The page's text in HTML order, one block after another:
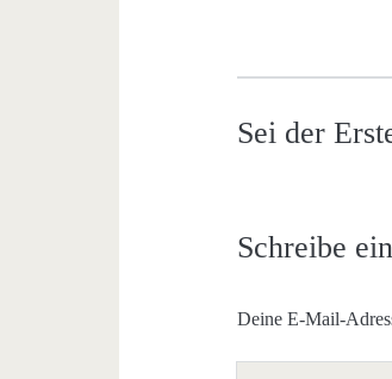
Sei der
Schreibe
Deine E-Mail-